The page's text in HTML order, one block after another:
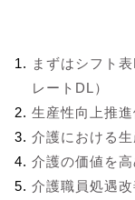
まずはシフト
レートDL）
生産性向上推
介護における
介護の価値を
介護職員処遇